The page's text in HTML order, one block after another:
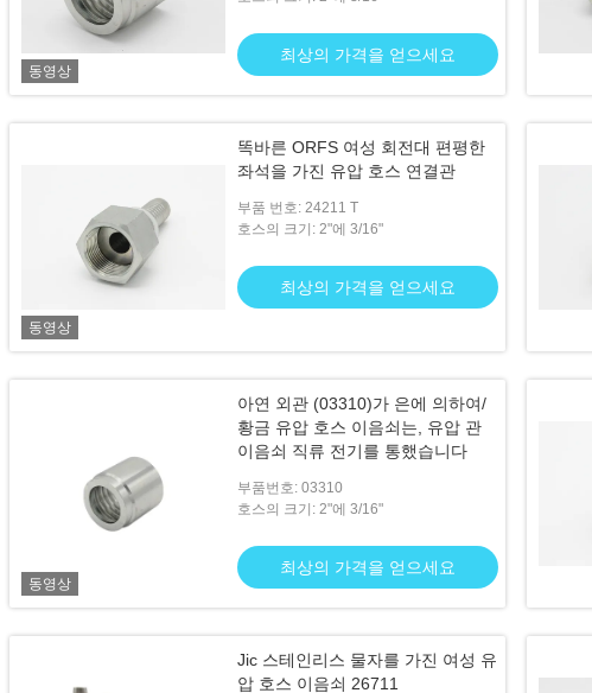
동영상
최상의 가격을 얻으세요
동영상
똑바른 ORFS 여성 회전대 편평한
좌석을 가진 유압 호스 연결관
부품 번호: 24211 T
호스의 크기: 2"에 3/16"
최상의 가격을 얻으세요
동영상
아연 외관 (03310)가 은에 의하여/
황금 유압 호스 이음쇠는, 유압 관
이음쇠 직류 전기를 통했습니다
부품번호: 03310
호스의 크기: 2"에 3/16"
최상의 가격을 얻으세요
Jic 스테인리스 물자를 가진 여성 유
압 호스 이음쇠 26711